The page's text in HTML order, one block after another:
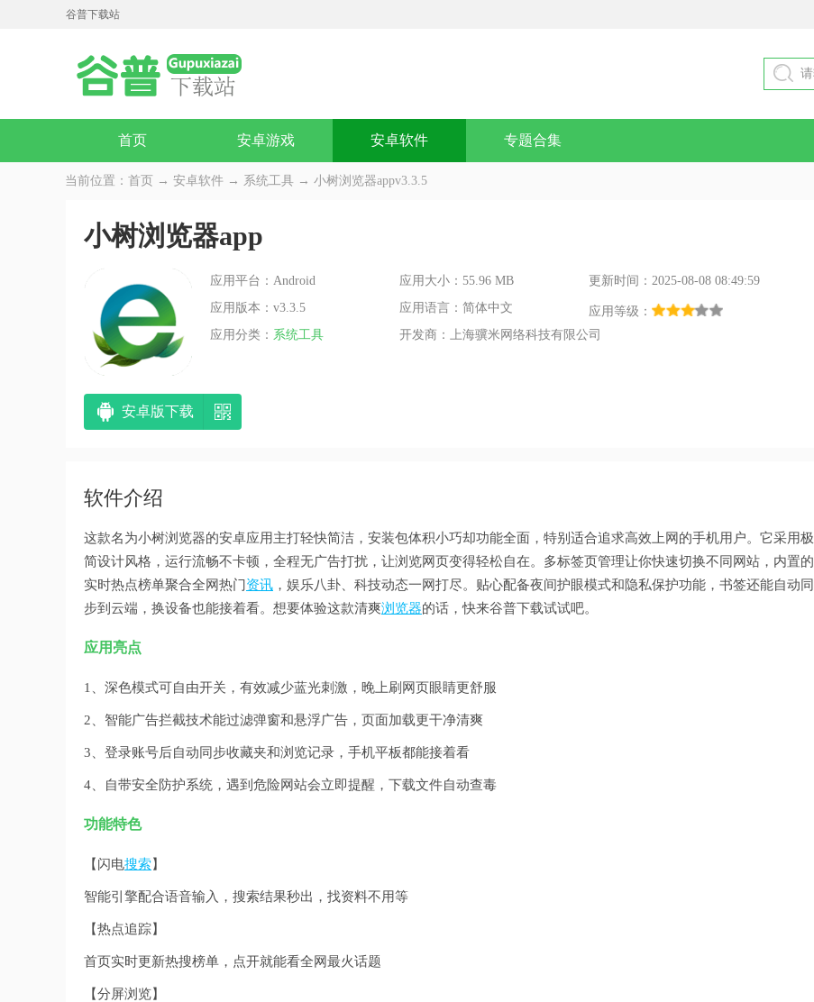
谷普下载站
首页 安卓游戏 安卓软件 专题合集
当前位置： 首页 → 安卓软件 → 系统工具 → 小树浏览器appv3.3.5
小树浏览器app
应用平台：Android 应用大小：55.96 MB
更新时间：2025-08-08 08:49:59
应用版本：v3.3.5
应用语言：简体中文
应用等级：
应用分类： 系统工具 开发商：上海骥米网络科技有限公司
安卓版下载
软件介绍
这款名为小树浏览器的安卓应用主打轻快简洁，安装包体积小巧却功能全面，特别适合追求高效上网的手机用户。它采用极
简设计风格，运行流畅不卡顿，全程无广告打扰，让浏览网页变得轻松自在。多标签页管理让你快速切换不同网站，内置的
实时热点榜单聚合全网热门 资讯 ，娱乐八卦、科技动态一网打尽。贴心配备夜间护眼模式和隐私保护功能，书签还能自动同
步到云端，换设备也能接着看。想要体验这款清爽浏览器的话，快来谷普下载试试吧。
应用亮点
1、深色模式可自由开关，有效减少蓝光刺激，晚上刷网页眼睛更舒服
2、智能广告拦截技术能过滤弹窗和悬浮广告，页面加载更干净清爽
3、登录账号后自动同步收藏夹和浏览记录，手机平板都能接着看
4、自带安全防护系统，遇到危险网站会立即提醒，下载文件自动查毒
功能特色
【闪电搜索】
智能引擎配合语音输入，搜索结果秒出，找资料不用等
【热点追踪】
首页实时更新热搜榜单，点开就能看全网最火话题
【分屏浏览】